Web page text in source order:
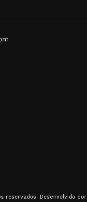
reservados. Desenvolvido por